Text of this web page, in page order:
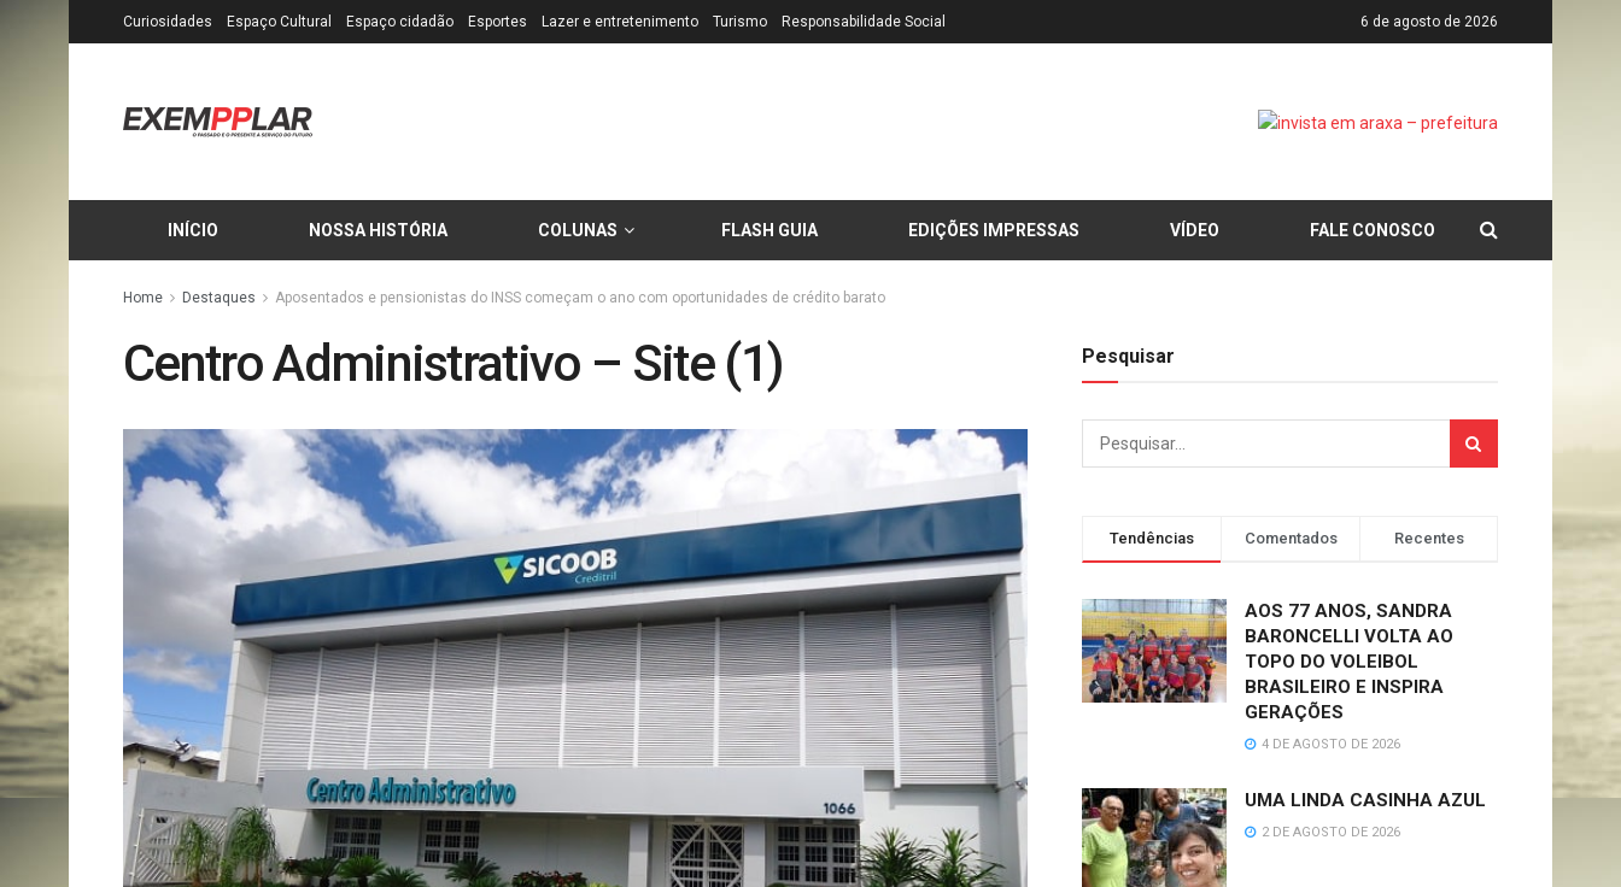
Curiosidades Espaço Cultural Espaço cidadão Esportes Lazer e entretenimento Turismo Responsabilidade Social 6 de agosto de 2026
INÍCIO NOSSA HISTÓRIA COLUNAS FLASH GUIA EDIÇÕES IMPRESSAS VÍDEO FALE CONOSCO
Home Destaques Aposentados e pensionistas do INSS começam o ano com oportunidades de crédito barato
Centro Administrativo – Site (1) Pesquisar
Tendências Comentados Recentes
AOS 77 ANOS, SANDRA
BARONCELLI VOLTA AO
TOPO DO VOLEIBOL
BRASILEIRO E INSPIRA
GERAÇÕES
4 DE AGOSTO DE 2026
UMA LINDA CASINHA AZUL
2 DE AGOSTO DE 2026